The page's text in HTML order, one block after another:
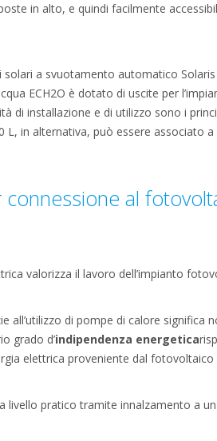
in alto, e quindi facilmente
solari a svuotamento automatico
ECH2O è dotato di uscite per
di installazione e di utilizzo sono i
L, in alternativa, può essere associato
al
valorizza il lavoro dell’impianto
all’utilizzo di pompe di calore significa
grado d’indipendenza energetica
elettrica proveniente dal fotovoltaico
livello pratico tramite innalzamento a